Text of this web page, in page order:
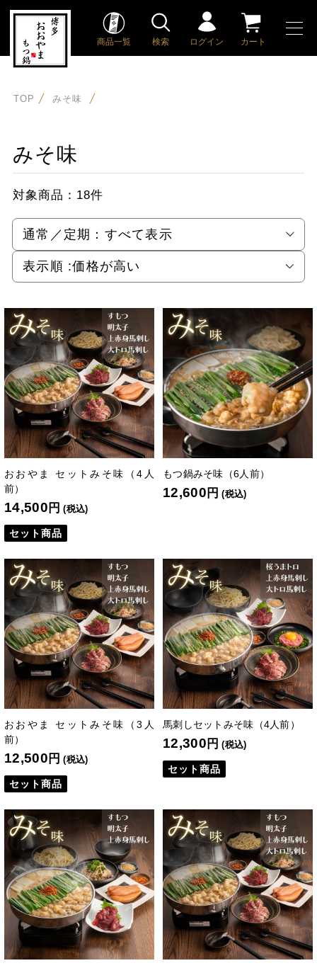
商品一覧 検索 ログイン カート
TOP みそ味
みそ味
対象商品： 18件
通常／定期： すべて表示
表示順 :価格が高い
おおやま セットみそ味（4人
前）
14,500 円 (税込)
セット商品
もつ鍋みそ味（6人前）
12,600 円 (税込)
おおやま セットみそ味（3人
前）
12,500 円 (税込)
セット商品
馬刺しセットみそ味（4人前）
12,300 円 (税込)
セット商品